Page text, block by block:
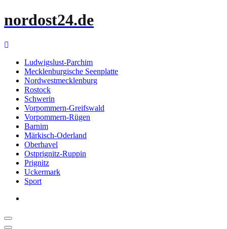
Inhalt
nordost24.de
Ludwigslust-Parchim
Mecklenburgische Seenplatte
Nordwestmecklenburg
Rostock
Schwerin
Vorpommern-Greifswald
Vorpommern-Rügen
Barnim
Märkisch-Oderland
Oberhavel
Ostprignitz-Ruppin
Prignitz
Uckermark
Sport